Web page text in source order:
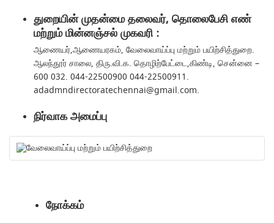
துறையின் முதன்மை தலைவர், தொலைபேசி எண்
மற்றும் மின்னஞ்சல் முகவரி :
ஆணையர்,ஆணையரகம், வேலைவாய்ப்பு மற்றும் பயிற்சித்துறை.
ஆலந்தூர் சாலை, திரு.வி.க. தொழிற்பேட்டை,கிண்டி, சென்னை –
600 032. 044-22500900 044-22500911.
adadmndirectoratechennai@gmail.com.
நிர்வாக அமைப்பு
நோக்கம்